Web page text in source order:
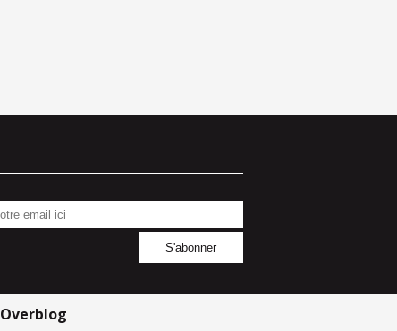
Overblog